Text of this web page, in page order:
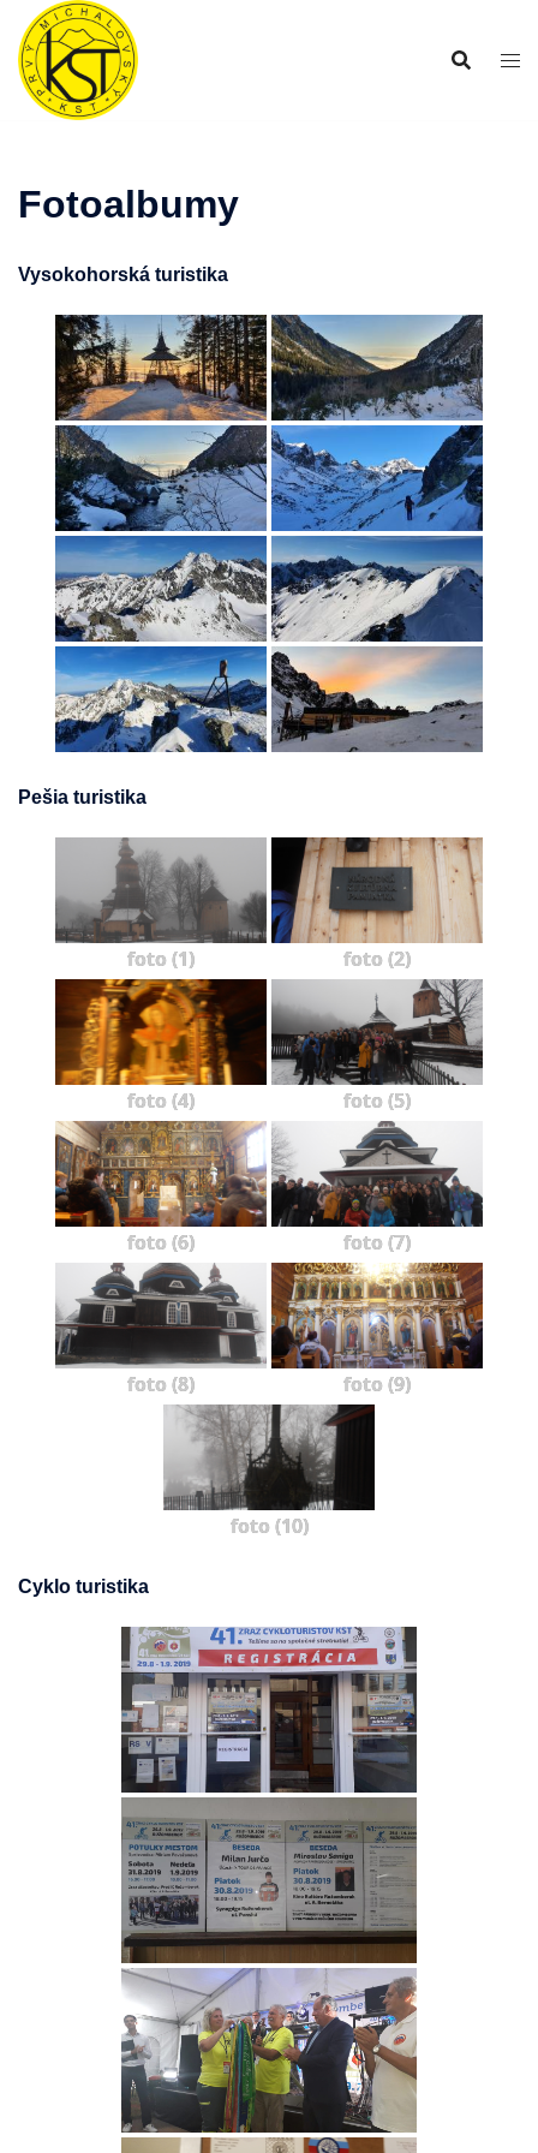
Preskočiť
obsah
Fotoalbumy
Vysokohorská turistika
Pešia turistika
foto (1) foto (2)
foto (4) foto (5)
foto (6) foto (7)
foto (8) foto (9)
foto (10)
Cyklo turistika